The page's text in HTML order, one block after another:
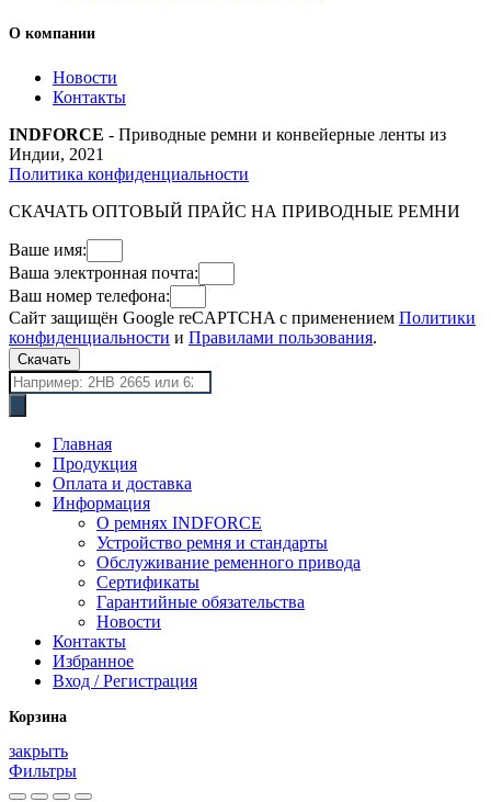
О компании
Новости
Контакты
INDFORCE - Приводные ремни и конвейерные ленты из
Индии, 2021
Политика конфиденциальности
СКАЧАТЬ ОПТОВЫЙ ПРАЙС НА ПРИВОДНЫЕ РЕМНИ
Ваше имя:
Ваша электронная почта:
Ваш номер телефона:
Сайт защищён Google reCAPTCHA с применением Политики
конфиденциальности и Правилами пользования.
Скачать
Поиск
товаров
Главная
Продукция
Оплата и доставка
Информация
О ремнях INDFORCE
Устройство ремня и стандарты
Обслуживание ременного привода
Сертификаты
Гарантийные обязательства
Новости
Контакты
Избранное
Вход / Регистрация
Корзина
закрыть
Фильтры